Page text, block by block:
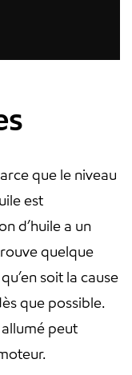
que le niveau
est
d’huile a un
quelque
soit la cause
que possible.
peut